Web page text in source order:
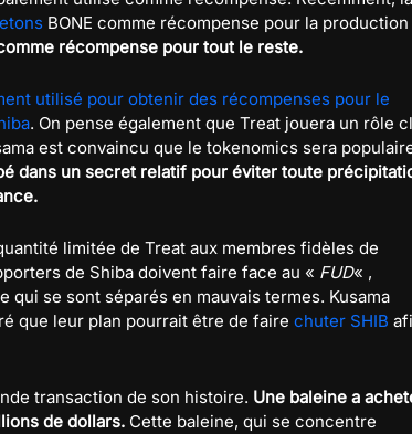
BONE comme récompense pour la production
récompense pour tout le reste.
utilisé pour obtenir des récompenses pour le
. On pense également que Treat jouera un rôle
est convaincu que le tokenomics sera
dans un secret relatif pour éviter toute
limitée de Treat aux membres fidèles de
de Shiba doivent faire face au « FUD« ,
qui se sont séparés en mauvais termes. Kusama
que leur plan pourrait être de faire chuter SHIB
transaction de son histoire. Une baleine a
de dollars. Cette baleine, qui se concentre